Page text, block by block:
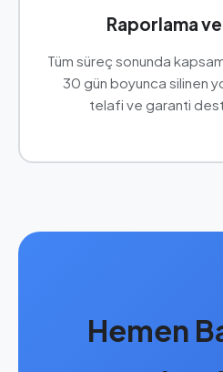
Raporlama
Tüm süreç sonunda
30 gün boyunca silinen
telafi ve garanti
Hemen